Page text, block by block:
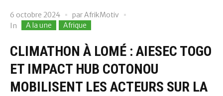
6 octobre 2024 parAfrikMotiv
In
A la une Afrique
CLIMATHON À LOMÉ : AIESEC TOGO
ET IMPACT HUB COTONOU
MOBILISENT LES ACTEURS SUR LA